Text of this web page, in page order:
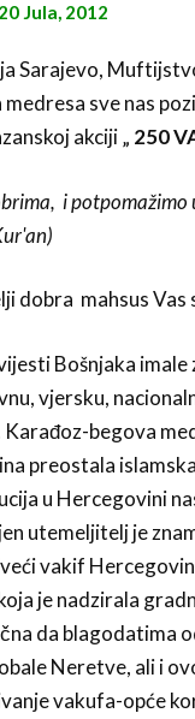
20 Jula, 2012
Sarajevo,
sve nas
akciji „ 250
i
dobra mahsus Vas
Bošnjaka imale
vjersku,
begova
preostala
u Hercegovini
utemeljitelj je
vakif
je nadzirala
da blagodatima
Neretve, ali i
vakufa-opće